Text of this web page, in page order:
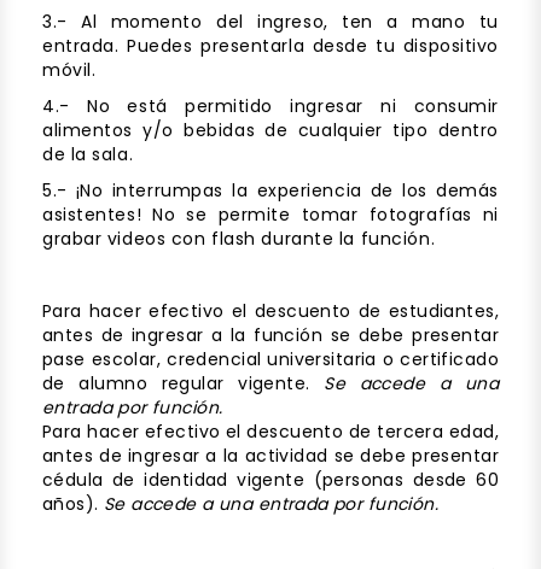
3.- Al momento del ingreso, ten a mano tu
entrada. Puedes presentarla desde tu dispositivo
móvil.
4.- No está permitido ingresar ni consumir
alimentos y/o bebidas de cualquier tipo dentro
de la sala.
5.- ¡No interrumpas la experiencia de los demás
asistentes! No se permite tomar fotografías ni
grabar videos con flash durante la función.
Para hacer efectivo el descuento de estudiantes,
antes de ingresar a la función se debe presentar
pase escolar, credencial universitaria o certificado
de alumno regular vigente. Se accede a una
entrada por función.
Para hacer efectivo el descuento de tercera edad,
antes de ingresar a la actividad se debe presentar
cédula de identidad vigente (personas desde 60
años). Se accede a una entrada por función.